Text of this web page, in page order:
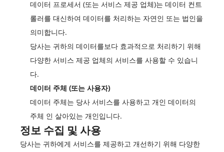
데이터 프로세서 (또는 서비스 제공 업체)는 데이터 컨트
롤러를 대신하여 데이터를 처리하는 자연인 또는 법인을
의미합니다.
당사는 귀하의 데이터를보다 효과적으로 처리하기 위해
다양한 서비스 제공 업체의 서비스를 사용할 수 있습니
다.
데이터 주체 (또는 사용자)
데이터 주체는 당사 서비스를 사용하고 개인 데이터의
주체 인 살아있는 개인입니다.
정보 수집 및 사용
당사는 귀하에게 서비스를 제공하고 개선하기 위해 다양한